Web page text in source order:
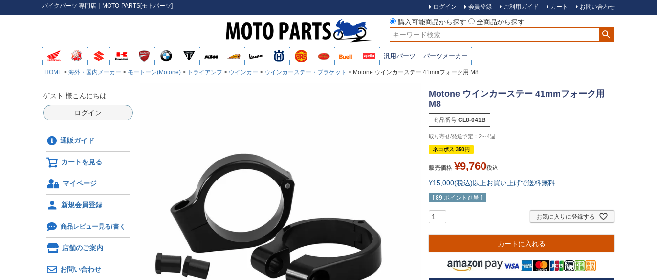
バイクパーツ 専門店｜MOTO-PARTS[モトパーツ] ログイン 会員登録 ご利用ガイド カート お問い合わせ
購入可能商品から探す
全商品から探す
検索
汎用パーツ パーツメーカー
HOME 海外・国内メーカー モートーン(Motone) トライアンフ ウインカー ウインカーステー・ブラケット Motone ウインカーステー 41mmフォーク用 M8
ゲスト 様こんにちは
ログイン
通販ガイド
カートを見る
マイページ
新規会員登録
商品レビュー見る/書く
店舗のご案内
お問い合わせ
Motone ウインカーステー 41mmフォーク用
M8
商品番号 CL8-041B
2～4週
ネコポス 350円
販売価格 ¥9,760税込
¥15,000(税込)以上お買い上げで送料無料
[ 89 ポイント進呈 ]
お気に入りに登録する
カートに入れる